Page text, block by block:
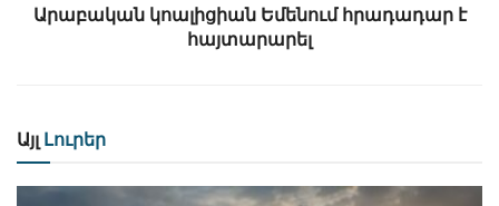
Արաբական կոալիցիան Եմենում հրադադար է
հայտարարել
Այլ Լուրեր